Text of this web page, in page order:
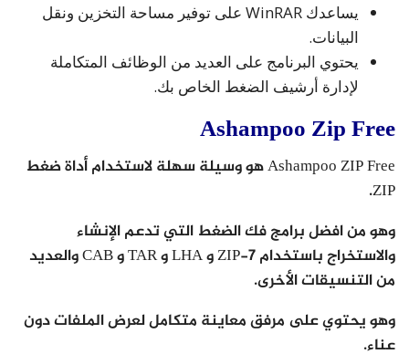
يساعدك WinRAR على توفير مساحة التخزين ونقل
البيانات.
يحتوي البرنامج على العديد من الوظائف المتكاملة
لإدارة أرشيف الضغط الخاص بك.
Ashampoo Zip Free
Ashampoo ZIP Free هو وسيلة سهلة لاستخدام أداة ضغط
ZIP.
وهو من افضل برامج فك الضغط التي تدعم الإنشاء
والاستخراج باستخدام 7-ZIP و LHA و TAR و CAB والعديد
من التنسيقات الأخرى.
وهو يحتوي على مرفق معاينة متكامل لعرض الملفات دون
عناء.